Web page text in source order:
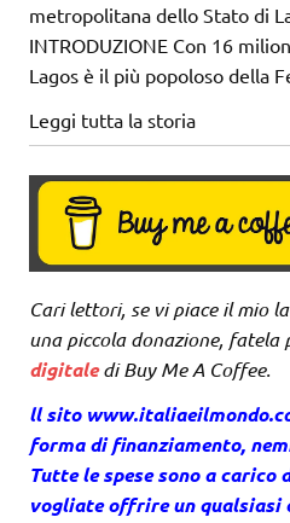
metropolitana dello Stato di
INTRODUZIONE Con 16
Lagos è il più popoloso della
Leggi tutta la storia
Cari lettori, se vi piace il mio
una piccola donazione, fatela
digitaledi Buy Me A Coffee.
ll sito
forma di finanziamento,
Tutte le spese sono a carico
vogliate offrire un qualsiasi